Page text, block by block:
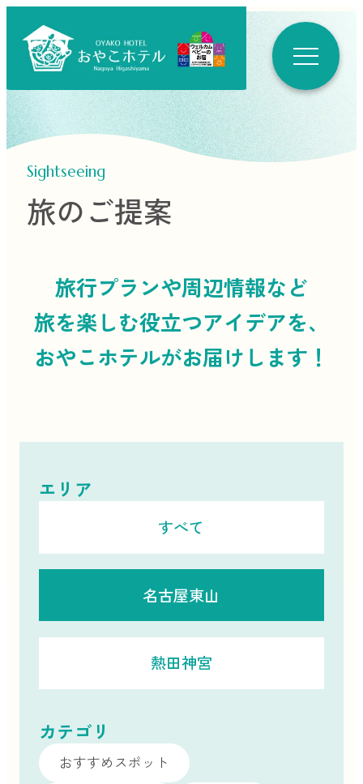
Sightseeing
旅のご提案
旅行プランや周辺情報など
旅を楽しむ役立つアイデアを、
おやこホテルがお届けします！
エリア
すべて
名古屋東山
熱田神宮
カテゴリ
おすすめスポット